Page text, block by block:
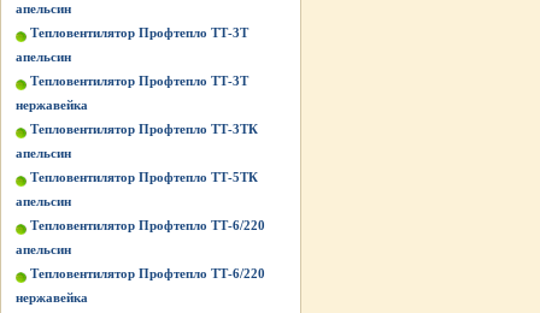
апельсин
Тепловентилятор Профтепло ТТ-3Т
апельсин
Тепловентилятор Профтепло ТТ-3Т
нержавейка
Тепловентилятор Профтепло ТТ-3ТК
апельсин
Тепловентилятор Профтепло ТТ-5ТК
апельсин
Тепловентилятор Профтепло ТТ-6/220
апельсин
Тепловентилятор Профтепло ТТ-6/220
нержавейка